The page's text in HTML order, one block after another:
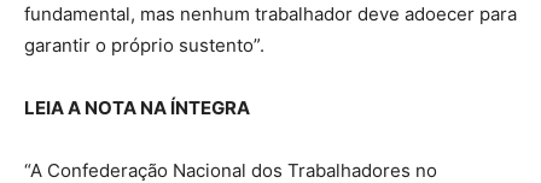
fundamental, mas nenhum trabalhador deve adoecer para
garantir o próprio sustento”.
LEIA A NOTA NA ÍNTEGRA
“A Confederação Nacional dos Trabalhadores no